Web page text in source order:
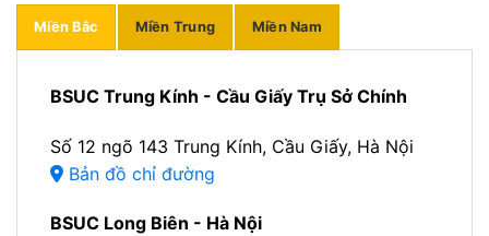
Miền Bắc Miền Trung Miền Nam
BSUC Trung Kính - Cầu Giấy Trụ Sở Chính
Số 12 ngõ 143 Trung Kính, Cầu Giấy, Hà Nội
Bản đồ chỉ đường
BSUC Long Biên - Hà Nội